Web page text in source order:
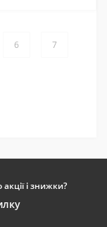
6 7
і знижки?